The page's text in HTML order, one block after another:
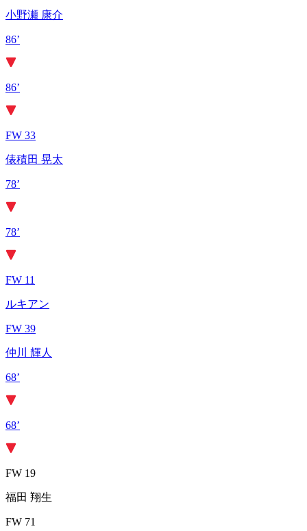
小野瀬 康介
86’
86’
FW 33
俵積田 晃太
78’
78’
FW 11
ルキアン
FW 39
仲川 輝人
68’
68’
FW 19
福田 翔生
FW 71